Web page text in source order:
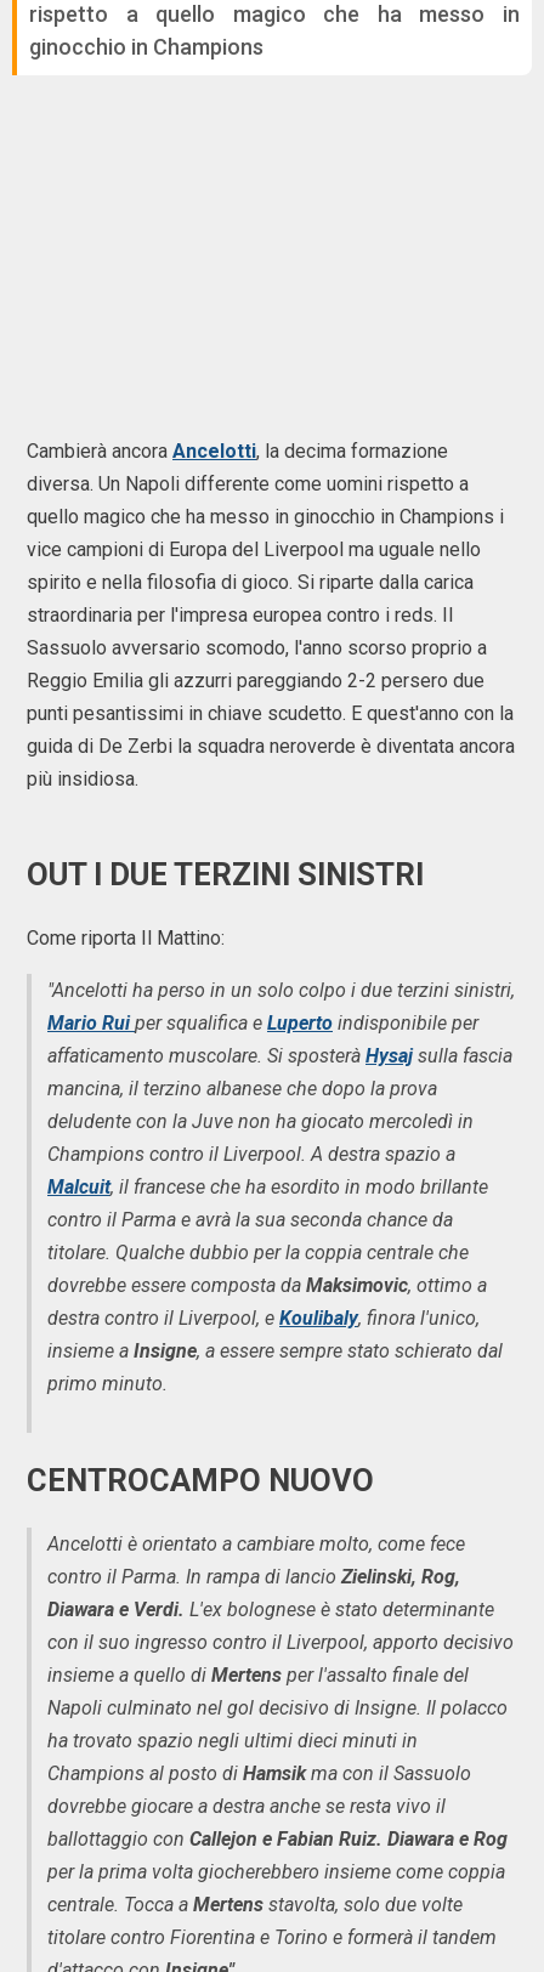
rispetto a quello magico che ha messo in
ginocchio in Champions
Cambierà ancora Ancelotti, la decima formazione
diversa. Un Napoli differente come uomini rispetto a
quello magico che ha messo in ginocchio in Champions i
vice campioni di Europa del Liverpool ma uguale nello
spirito e nella filosofia di gioco. Si riparte dalla carica
straordinaria per l'impresa europea contro i reds. Il
Sassuolo avversario scomodo, l'anno scorso proprio a
Reggio Emilia gli azzurri pareggiando 2-2 persero due
punti pesantissimi in chiave scudetto. E quest'anno con la
guida di De Zerbi la squadra neroverde è diventata ancora
più insidiosa.
OUT I DUE TERZINI SINISTRI
Come riporta Il Mattino:
"Ancelotti ha perso in un solo colpo i due terzini sinistri,
Mario Ruiper squalifica e Luperto indisponibile per
affaticamento muscolare. Si sposterà Hysajsulla fascia
mancina, il terzino albanese che dopo la prova
deludente con la Juve non ha giocato mercoledì in
Champions contro il Liverpool. A destra spazio a
Malcuit, il francese che ha esordito in modo brillante
contro il Parma e avrà la sua seconda chance da
titolare. Qualche dubbio per la coppia centrale che
dovrebbe essere composta da Maksimovic, ottimo a
destra contro il Liverpool, e Koulibaly, finora l'unico,
insieme a Insigne, a essere sempre stato schierato dal
primo minuto.
CENTROCAMPO NUOVO
Ancelotti è orientato a cambiare molto, come fece
contro il Parma. In rampa di lancioZielinski, Rog,
Diawara e Verdi. L'ex bolognese è stato determinante
con il suo ingresso contro il Liverpool, apporto decisivo
insieme a quello di Mertens per l'assalto finale del
Napoli culminato nel gol decisivo di Insigne. Il polacco
ha trovato spazio negli ultimi dieci minuti in
Champions al posto di Hamsikma con il Sassuolo
dovrebbe giocare a destra anche se resta vivo il
ballottaggio con Callejon e Fabian Ruiz. Diawara e Rog
per la prima volta giocherebbero insieme come coppia
centrale. Tocca a Mertens stavolta, solo due volte
titolare contro Fiorentina e Torino e formerà il tandem